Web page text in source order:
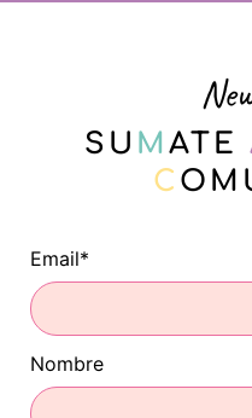
SU M ATE
C
Email*
Nombre